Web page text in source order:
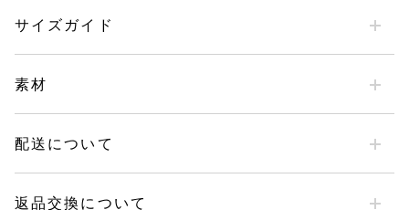
サイズガイド
素材
配送について
返品交換について